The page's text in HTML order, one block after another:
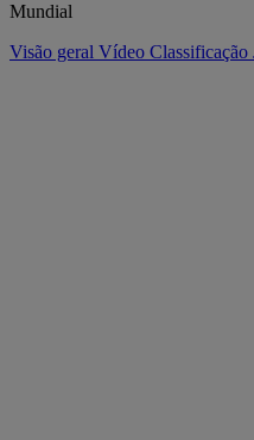
Mundial
Visão geral Vídeo Classificação